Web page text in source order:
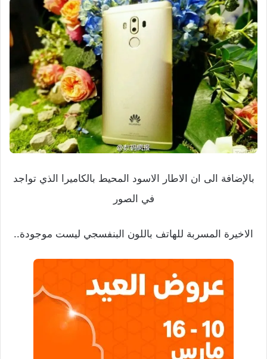
بالإضافة الى ان الاطار الاسود المحيط بالكاميرا الذي تواجد
في الصور
الاخيرة المسربة للهاتف باللون البنفسجي ليست موجودة..